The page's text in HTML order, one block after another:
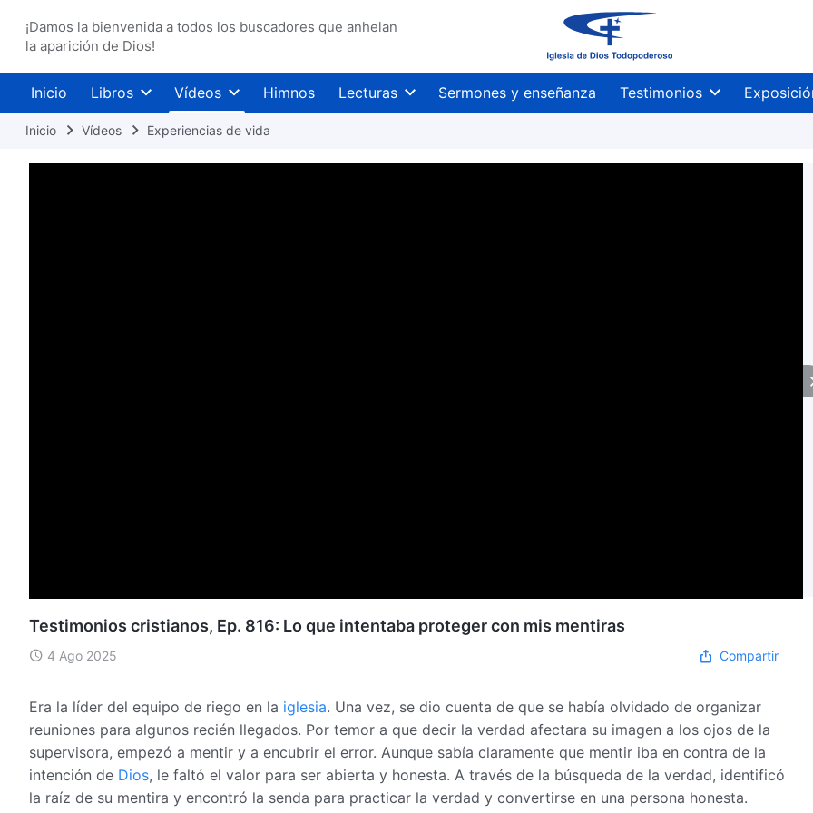
¡Damos la bienvenida a todos los buscadores que anhelan
la aparición de Dios!
Inicio Libros Vídeos Himnos Lecturas Sermones y enseñanza Testimonios
Inicio Vídeos Experiencias de vida
Testimonios cristianos, Ep. 816: Lo que intentaba proteger con mis mentiras
4 Ago 2025 Compartir
Era la líder del equipo de riego en la iglesia. Una vez, se dio cuenta de que se había olvidado de organizar
reuniones para algunos recién llegados. Por temor a que decir la verdad afectara su imagen a los ojos de la
supervisora, empezó a mentir y a encubrir el error. Aunque sabía claramente que mentir iba en contra de la
intención de Dios, le faltó el valor para ser abierta y honesta. A través de la búsqueda de la verdad, identificó
la raíz de su mentira y encontró la senda para practicar la verdad y convertirse en una persona honesta.